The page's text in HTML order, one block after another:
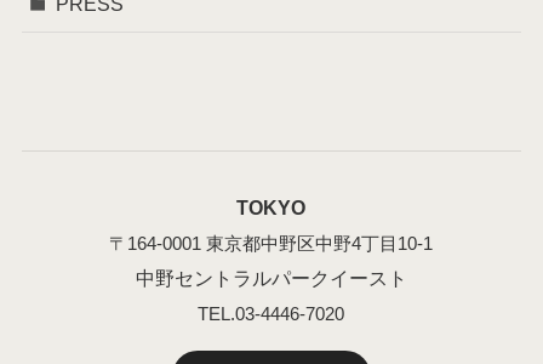
TOKYO
〒164-0001 東京都中野区中野4丁目10-1
中野セントラルパークイースト
TEL.03-4446-7020